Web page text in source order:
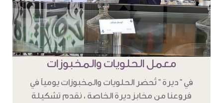
معمل الحلويات والمخبوزات
في " ديرة " تُحضر الحلويات والمخبوزات يومياً في
فروعنا من مخابز ديرة الخاصة ، نقدم تشكيلة